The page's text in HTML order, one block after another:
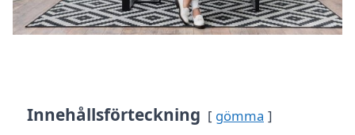
Innehållsförteckning gömma